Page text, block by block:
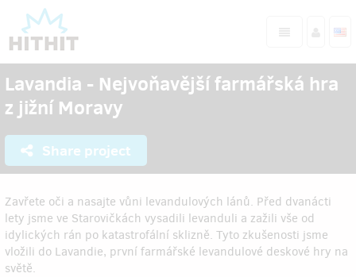
Lavandia - Nejvoňavější farmářská hra
z jižní Moravy
Share project
Zavřete oči a nasajte vůni levandulových lánů. Před dvanácti
lety jsme ve Starovičkách vysadili levanduli a zažili vše od
idylických rán po katastrofální sklizně. Tyto zkušenosti jsme
vložili do Lavandie, první farmářské levandulové deskové hry na
světě.